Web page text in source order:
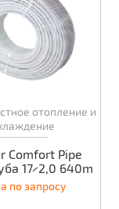
отопление и
Comfort Pipe
17×2,0 640m
по запросу